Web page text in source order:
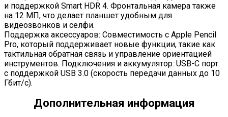
и поддержкой Smart HDR 4. Фронтальная камера также
на 12 МП, что делает планшет удобным для
видеозвонков и селфи.
Поддержка аксессуаров: Совместимость с Apple Pencil
Pro, который поддерживает новые функции, такие как
тактильная обратная связь и управление ориентацией
инструментов. Подключения и аккумулятор: USB-C порт
с поддержкой USB 3.0 (скорость передачи данных до 10
Гбит/с).
Дополнительная информация